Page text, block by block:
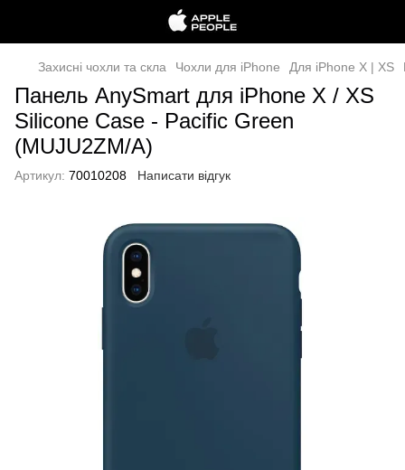
Захисні чохли та скла Чохли для iPhone Для iPhone X | XS
Панель AnySmart для iPhone X / XS
Silicone Case - Pacific Green
(MUJU2ZM/A)
Артикул: 70010208 Написати відгук